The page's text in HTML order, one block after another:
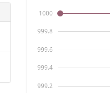
999.2
999.4
999.6
999.8
1000